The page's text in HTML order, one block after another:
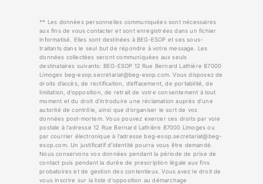
** Les données personnelles communiquées sont nécessaires
aux fins de vous contacter et sont enregistrées dans un fichier
informatisé. Elles sont destinées à BEG-ESOP et ses sous-
traitants dans le seul but de répondre à votre message. Les
données collectées seront communiquées aux seuls
destinataires suivants: BEG-ESOP 12 Rue Bernard Lathière 87000
Limoges beg-esop.secretariat@beg-esop.com. Vous disposez de
droits d’accès, de rectification, d’effacement, de portabilité, de
limitation, d’opposition, de retrait de votre consentement à tout
moment et du droit d’introduire une réclamation auprès d’une
autorité de contrôle, ainsi que d’organiser le sort de vos
données post-mortem. Vous pouvez exercer ces droits par voie
postale à l'adresse 12 Rue Bernard Lathière 87000 Limoges ou
par courrier électronique à l'adresse beg-esop.secretariat@beg-
esop.com. Un justificatif d'identité pourra vous être demandé.
Nous conservons vos données pendant la période de prise de
contact puis pendant la durée de prescription légale aux fins
probatoires et de gestion des contentieux. Vous avez le droit de
vous inscrire sur la liste d'opposition au démarchage